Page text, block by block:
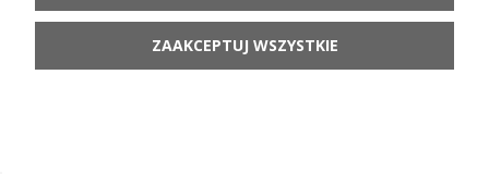
Kubek V 0,3 L K081 GM13 Manufaktura w
ZAAKCEPTUJ WSZYSTKIE